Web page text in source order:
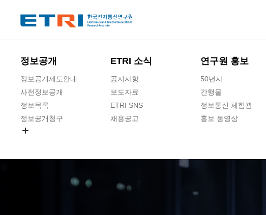
정보공개
정보공개제도안내
사전정보공개
정보목록
정보공개청구
ETRI 소식
공지사항
보도자료
ETRI SNS
채용공고
연구원 홍보
50년사
간행물
정보통신 체험관
홍보 동영상